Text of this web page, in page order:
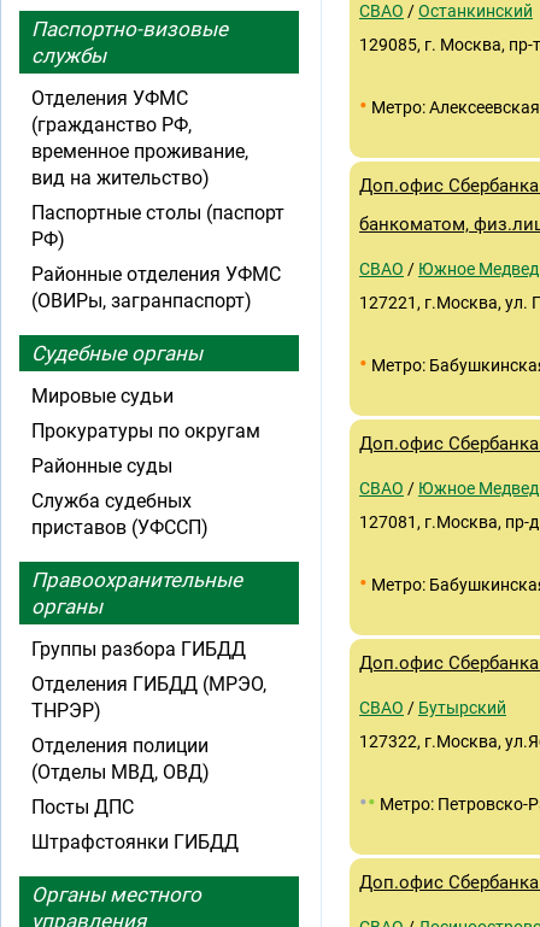
СВАО /Останкинский
129085, г. Москва, пр-
• Метро: Алексеевская
Доп.офис
банкоматом,
СВАО / Южное
127221, г.Москва, ул.
• Метро:
Доп.офис
СВАО / Южное
127081, г.Москва, пр-
• Метро:
Доп.офис
СВАО / Бутырский
127322, г.Москва,
•• Метро: Петровско-
Доп.офис
Паспортно-визовые
службы
Отделения УФМС
(гражданство РФ,
временное проживание,
вид на жительство)
Паспортные столы (паспорт
РФ)
Районные отделения УФМС
(ОВИРы, загранпаспорт)
Судебные органы
Мировые судьи
Прокуратуры по округам
Районные суды
Служба судебных
приставов (УФССП)
Правоохранительные
органы
Группы разбора ГИБДД
Отделения ГИБДД (МРЭО,
ТНРЭР)
Отделения полиции
(Отделы МВД, ОВД)
Посты ДПС
Штрафстоянки ГИБДД
Органы местного
управления